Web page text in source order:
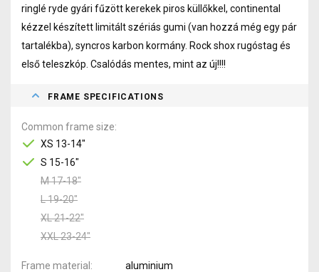
ringlé ryde gyári fűzött kerekek piros küllőkkel, continental
kézzel készített limitált szériás gumi (van hozzá még egy pár
tartalékba), syncros karbon kormány. Rock shox rugóstag és
első teleszkóp. Csalódás mentes, mint az új!!!!
FRAME SPECIFICATIONS
Common frame size
XS 13-14"
S 15-16"
M 17-18"
L 19-20"
XL 21-22"
XXL 23-24"
Frame material
aluminium